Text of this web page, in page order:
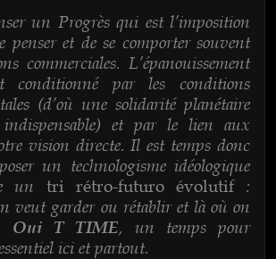
un Progrès qui est l’imposition
penser et de se comporter souvent
commerciales. L’épanouissement
conditionné par les conditions
(d’où une solidarité planétaire
et par le lien aux
vision directe. Il est temps donc
un technologisme idéologique
un tri rétro-futuro évolutif:
veut garder ou rétablir et là où on
Oui T TIME, un temps pour
ici et partout.